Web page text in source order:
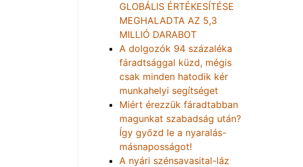
GLOBÁLIS ÉRTÉKESÍTÉSE
MEGHALADTA AZ 5,3
MILLIÓ DARABOT
A dolgozók 94 százaléka
fáradtsággal küzd, mégis
csak minden hatodik kér
munkahelyi segítséget
Miért érezzük fáradtabban
magunkat szabadság után?
Így győzd le a nyaralás-
másnaposságot!
A nyári szénsavasital-láz